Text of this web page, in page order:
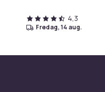
4,3
fredag, 14 aug.